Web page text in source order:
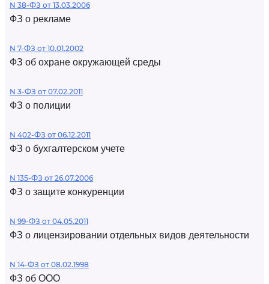
N 38-ФЗ от 13.03.2006
ФЗ о рекламе
N 7-ФЗ от 10.01.2002
ФЗ об охране окружающей среды
N 3-ФЗ от 07.02.2011
ФЗ о полиции
N 402-ФЗ от 06.12.2011
ФЗ о бухгалтерском учете
N 135-ФЗ от 26.07.2006
ФЗ о защите конкуренции
N 99-ФЗ от 04.05.2011
ФЗ о лицензировании отдельных видов деятельности
N 14-ФЗ от 08.02.1998
ФЗ об ООО